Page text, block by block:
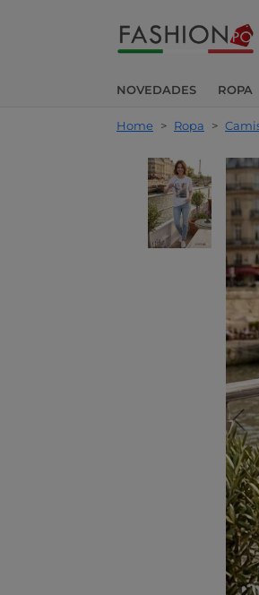
NOVEDADES ROPA
Home > Ropa >